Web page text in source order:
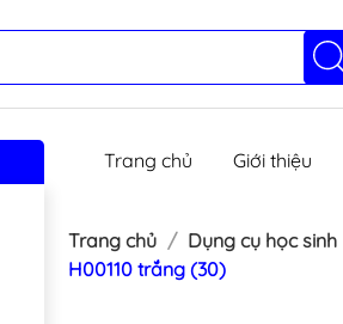
Trang chủ Giới thiệu
Trang chủ Dụng cụ học sinh
H00110 trắng (30)